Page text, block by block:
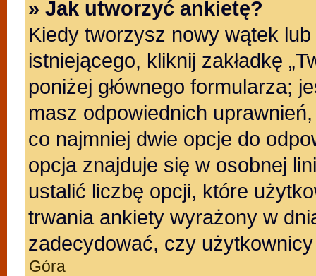
» Jak utworzyć ankietę?
Kiedy tworzysz nowy wątek
istniejącego, kliknij zakładkę
poniżej głównego formularza;
masz odpowiednich
co najmniej dwie opcje do
opcja znajduje się w osobnej
ustalić liczbę opcji, które
trwania ankiety wyrażony w
zadecydować, czy
Góra